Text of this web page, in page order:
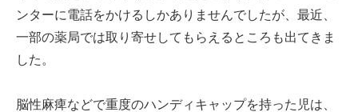
ンターに電話をかけるしかありませんでしたが、最近、
一部の薬局では取り寄せしてもらえるところも出てきま
した。
脳性麻痺などで重度のハンディキャップを持った児は、